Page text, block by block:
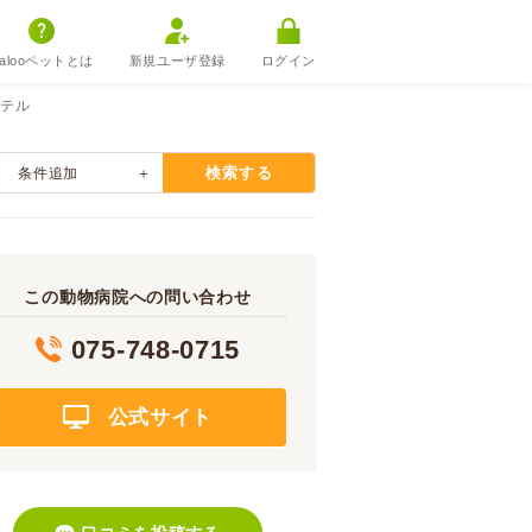
ペットとは 新規ユーザ登録 ログイン
ル
条件追加 検索する
この動物病院への問い合わせ
075-748-0715
公式サイト